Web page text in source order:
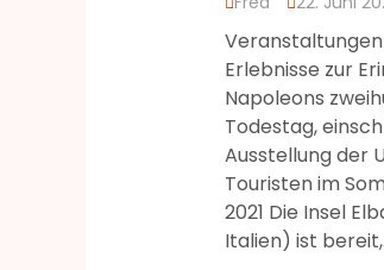
Erlebnisse zur
Napoleons
Todestag,
Ausstellung der
Touristen im
2021 Die Insel
Italien) ist